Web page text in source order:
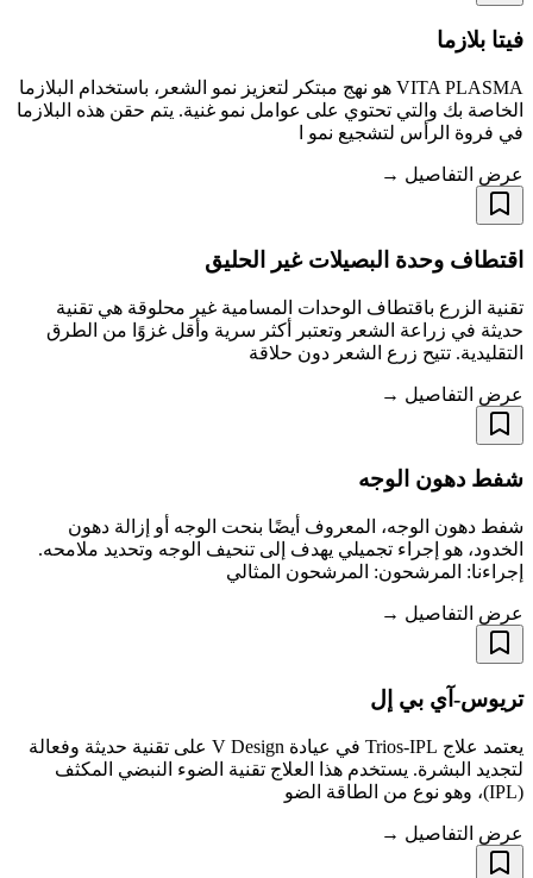
فيتا بلازما
VITA PLASMA هو نهج مبتكر لتعزيز نمو الشعر، باستخدام البلازما
الخاصة بك والتي تحتوي على عوامل نمو غنية. يتم حقن هذه البلازما
في فروة الرأس لتشجيع نمو ا
عرض التفاصيل →
اقتطاف وحدة البصيلات غير الحليق
تقنية الزرع باقتطاف الوحدات المسامية غير محلوقة هي تقنية
حديثة في زراعة الشعر وتعتبر أكثر سرية وأقل غزوًا من الطرق
التقليدية. تتيح زرع الشعر دون حلاقة
عرض التفاصيل →
شفط دهون الوجه
شفط دهون الوجه، المعروف أيضًا بنحت الوجه أو إزالة دهون
الخدود، هو إجراء تجميلي يهدف إلى تنحيف الوجه وتحديد ملامحه.
إجراءنا: المرشحون: المرشحون المثالي
عرض التفاصيل →
تريوس-آي بي إل
يعتمد علاج Trios-IPL في عيادة V Design على تقنية حديثة وفعالة
لتجديد البشرة. يستخدم هذا العلاج تقنية الضوء النبضي المكثف
(IPL)، وهو نوع من الطاقة الضو
عرض التفاصيل →